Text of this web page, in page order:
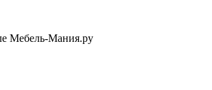
Мебель-Мания.ру